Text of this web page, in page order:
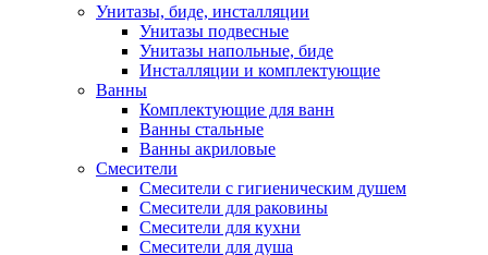
Унитазы, биде, инсталляции
Унитазы подвесные
Унитазы напольные, биде
Инсталляции и комплектующие
Ванны
Комплектующие для ванн
Ванны стальные
Ванны акриловые
Смесители
Смесители с гигиеническим душем
Смесители для раковины
Смесители для кухни
Смесители для душа